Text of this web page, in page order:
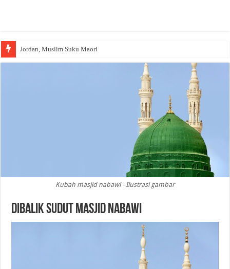
Wakaf Emas Muktamar
Kubah masjid nabawi - Ilustrasi gambar
Dibalik Sudut Masjid Nabawi